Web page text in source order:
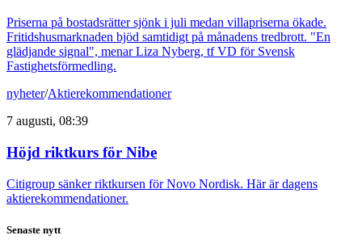
Priserna på bostadsrätter sjönk i juli medan villapriserna ökade.
Fritidshusmarknaden bjöd samtidigt på månadens tredbrott. "En
glädjande signal", menar Liza Nyberg, tf VD för Svensk
Fastighetsförmedling.
nyheter/Aktierekommendationer
7 augusti, 08:39
Höjd riktkurs för Nibe
Citigroup sänker riktkursen för Novo Nordisk. Här är dagens
aktierekommendationer.
Senaste nytt